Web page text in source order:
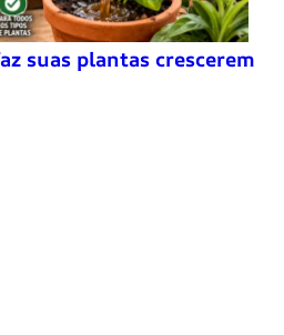
suas plantas crescerem